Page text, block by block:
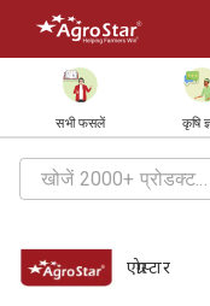
सभी फसलें कृषि
एग्रोस्टार